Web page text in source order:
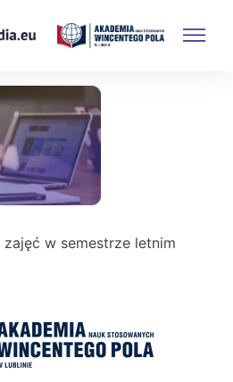
w semestrze letnim